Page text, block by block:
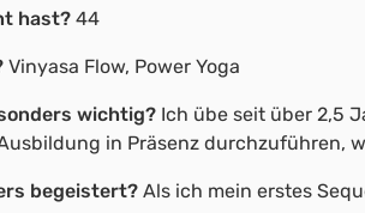
hast? 44
Vinyasa Flow, Power Yoga
wichtig? Ich übe seit über 2,5
in Präsenz durchzuführen,
begeistert? Als ich mein erstes